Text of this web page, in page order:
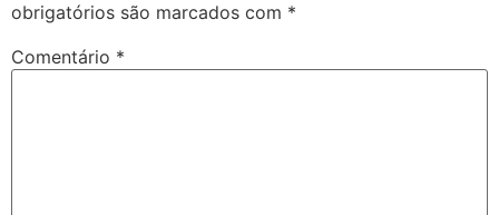
obrigatórios são marcados com *
Comentário *